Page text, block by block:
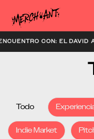
ENCUENTRO CON: EL
Todo
Indie Market